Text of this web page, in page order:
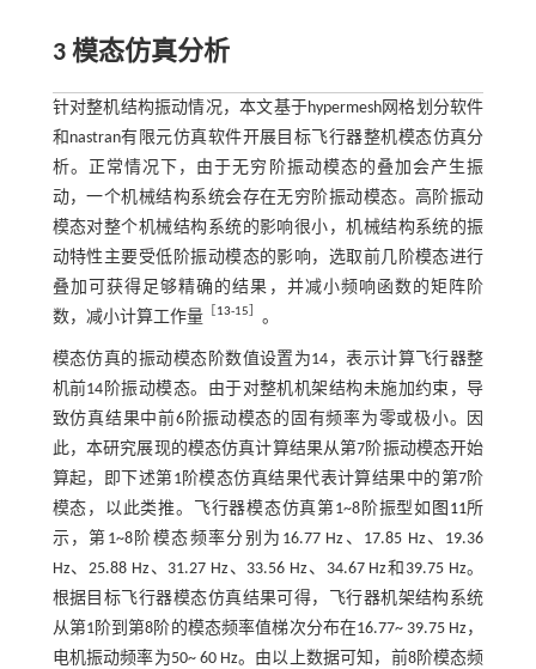
3 模态仿真分析
针对整机结构振动情况，本文基于hypermesh网格划分软件
和nastran有限元仿真软件开展目标飞行器整机模态仿真分
析。正常情况下，由于无穷阶振动模态的叠加会产生振
动，一个机械结构系统会存在无穷阶振动模态。高阶振动
模态对整个机械结构系统的影响很小，机械结构系统的振
动特性主要受低阶振动模态的影响，选取前几阶模态进行
叠加可获得足够精确的结果，并减小频响函数的矩阵阶
数，减小计算工作量［13-15］ 。
模态仿真的振动模态阶数值设置为14，表示计算飞行器整
机前14阶振动模态。由于对整机机架结构未施加约束，导
致仿真结果中前6阶振动模态的固有频率为零或极小。因
此，本研究展现的模态仿真计算结果从第7阶振动模态开始
算起，即下述第1阶模态仿真结果代表计算结果中的第7阶
模态，以此类推。飞行器模态仿真第1~8阶振型如 图11所
示，第1~8阶模态频率分别为16.77 Hz、17.85 Hz、19.36
Hz、25.88 Hz、31.27 Hz、33.56 Hz、34.67 Hz和39.75 Hz。
根据目标飞行器模态仿真结果可得，飞行器机架结构系统
从第1阶到第8阶的模态频率值梯次分布在16.77~ 39.75 Hz，
电机振动频率为50~ 60 Hz。由以上数据可知，前8阶模态频